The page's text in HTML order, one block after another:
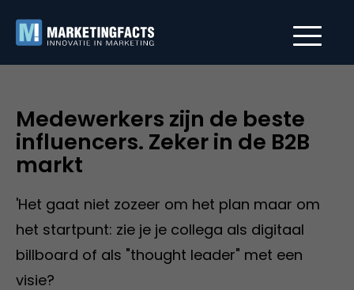
Medewerkers zijn de beste
influencers. Zeker in de B2B
markt
'Het gaat niet zozeer om het plan maar om
het startpunt: zie je je collega als digitaal
billboard of als "thought leader" met een
visie?